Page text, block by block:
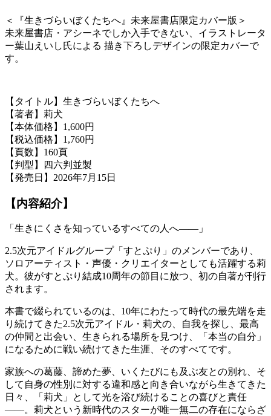
＜『生きづらいぼくたちへ』未来屋書店限定カバー版＞
未来屋書店・アシーネでしか入手できない、イラストレータ
ー葉山えいし氏による 描き下ろしデザインの限定カバーで
す。
【タイトル】生きづらいぼくたちへ
【著者】莉犬
【本体価格】1,600円
【税込価格】1,760円
【頁数】160頁
【判型】四六判並製
【発売日】2026年7月15日
【内容紹介】
「生きにくさを知っているすべての人へ――」
2.5次元アイドルグループ「すとぷり」のメンバーであり、
ソロアーティスト・声優・クリエイターとしても活躍する莉
犬。彼がすとぷり結成10周年の節目に放つ、初の自著が刊行
されます。
本書で綴られているのは、10年にわたって時代の最先端を走
り続けてきた2.5次元アイドル・莉犬の、自我を探し、最高
の仲間と出会い、生きられる場所を見つけ、「本当の自分」
になるために戦い続けてきた生涯、そのすべてです。
家族への葛藤、諦めた夢、いくたびにも及ぶ友との別れ、そ
して自身の性別に対する違和感と向き合いながら生きてきた
日々、「莉犬」として光を浴び続けることの喜びと責任
――。莉犬という新時代のスターが唯一無二の存在にならざ